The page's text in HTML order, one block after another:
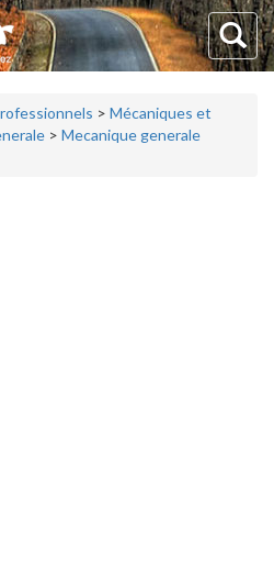
> Mécaniques et
> Mecanique generale